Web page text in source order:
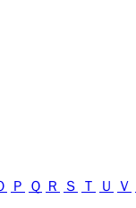
Ｐ Ｑ Ｒ Ｓ Ｔ Ｕ Ｖ